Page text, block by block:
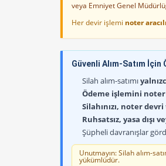
veya Emniyet Genel
Her devir işlemi noter
Güvenli Alım-Satım İçin
Silah alım-satımı
Ödeme işlemini noter
Silahınızı, noter
Ruhsatsız, yasa dışı
Şüpheli davranışlar
Unutmayın: Silah alım-
yükümlüdür.